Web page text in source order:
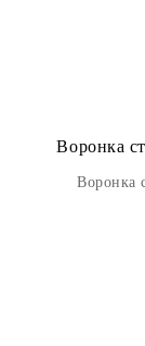
Воронка
Воронка